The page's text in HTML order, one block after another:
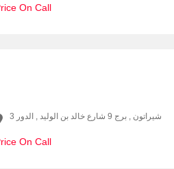
On Call
شيراتون , برج 9 شارع خالد بن الوليد , الدور 3
On Call